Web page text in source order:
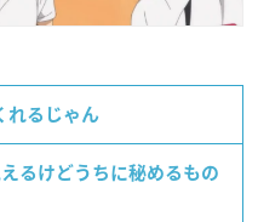
れるじゃん
るけどうちに秘めるもの